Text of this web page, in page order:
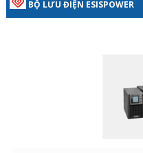
BỘ LƯU ĐIỆN ESISPOWER